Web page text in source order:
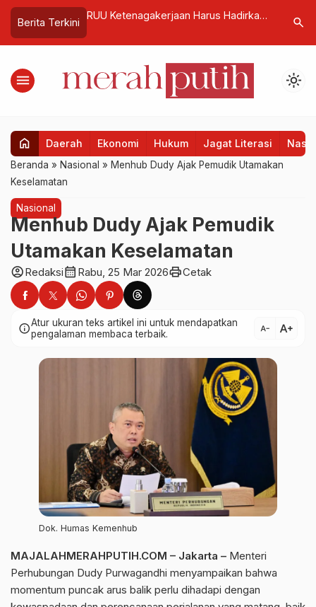
Berita Terkini
Tantangan
RUU Ketenagakerjaan Harus Hadirkan
Harmonis, dan Transformatif
search
menu light_mode
home Daerah Ekonomi Hukum Jagat Literasi
Beranda » Nasional » Menhub Dudy Ajak Pemudik Utamakan
Keselamatan
Nasional
Menhub Dudy Ajak Pemudik
Utamakan Keselamatan
account_circleRedaksicalendar_month Rabu, 25 Mar 2026printCetak
infoAtur ukuran teks artikel ini untuk mendapatkan
pengalaman membaca terbaik.
text_decrease text_increase
Dok. Humas Kemenhub
MAJALAHMERAHPUTIH.COM – Jakarta – Menteri
Perhubungan Dudy Purwagandhi menyampaikan bahwa
momentum puncak arus balik perlu dihadapi dengan